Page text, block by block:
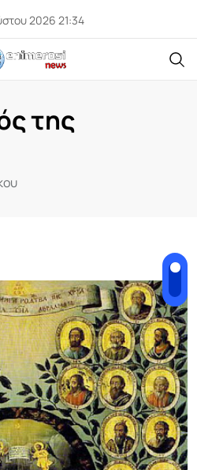
2026 21:34
της